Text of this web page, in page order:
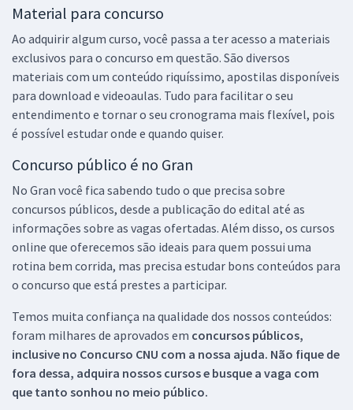
Material para concurso
Ao adquirir algum curso, você passa a ter acesso a materiais
exclusivos para o concurso em questão. São diversos
materiais com um conteúdo riquíssimo, apostilas disponíveis
para download e videoaulas. Tudo para facilitar o seu
entendimento e tornar o seu cronograma mais flexível, pois
é possível estudar onde e quando quiser.
Concurso público é no Gran
No Gran você fica sabendo tudo o que precisa sobre
concursos públicos, desde a publicação do edital até as
informações sobre as vagas ofertadas. Além disso, os cursos
online que oferecemos são ideais para quem possui uma
rotina bem corrida, mas precisa estudar bons conteúdos para
o concurso que está prestes a participar.
Temos muita confiança na qualidade dos nossos conteúdos:
foram milhares de aprovados em concursos públicos,
inclusive no Concurso CNU com a nossa ajuda. Não fique de
fora dessa, adquira nossos cursos e busque a vaga com
que tanto sonhou no meio público.